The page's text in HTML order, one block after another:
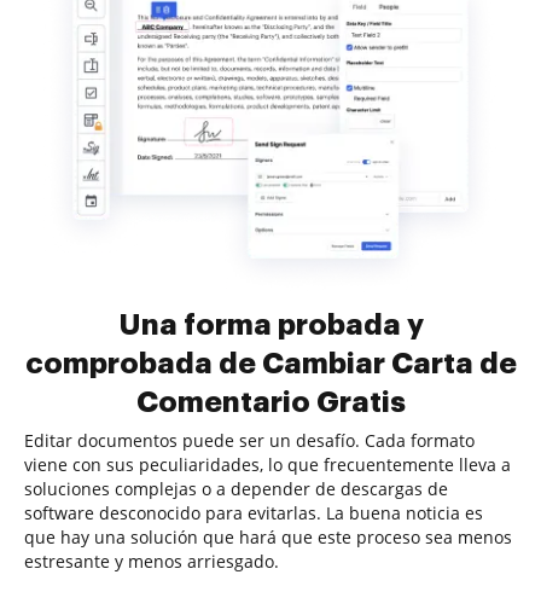
Una forma probada y
comprobada de Cambiar Carta de
Comentario Gratis
Editar documentos puede ser un desafío. Cada formato
viene con sus peculiaridades, lo que frecuentemente lleva a
soluciones complejas o a depender de descargas de
software desconocido para evitarlas. La buena noticia es
que hay una solución que hará que este proceso sea menos
estresante y menos arriesgado.